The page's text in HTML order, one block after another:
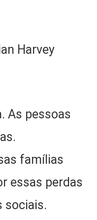
Harvey
As pessoas
famílias
essas perdas
sociais.